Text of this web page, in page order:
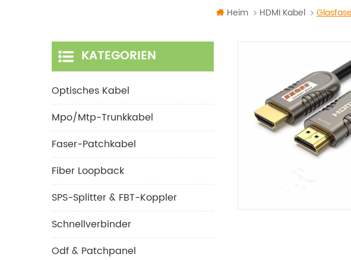
Heim HDMI Kabel
KATEGORIEN
Optisches Kabel
Mpo/mtp-Trunkkabel
Faser-Patchkabel
Fiber Loopback
SPS-Splitter & FBT-Koppler
Schnellverbinder
Odf & Patchpanel